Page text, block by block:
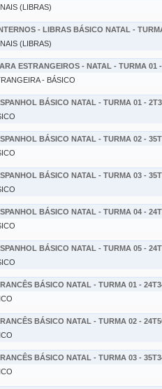
(LIBRAS)
- LIBRAS BÁSICO NATAL -
(LIBRAS)
ESTRANGEIROS - NATAL - TURMA 01
- BÁSICO
BÁSICO NATAL - TURMA 01 -
BÁSICO NATAL - TURMA 02 -
BÁSICO NATAL - TURMA 03 -
BÁSICO NATAL - TURMA 04 -
BÁSICO NATAL - TURMA 05 -
BÁSICO NATAL - TURMA 01 -
BÁSICO NATAL - TURMA 02 -
BÁSICO NATAL - TURMA 03 -